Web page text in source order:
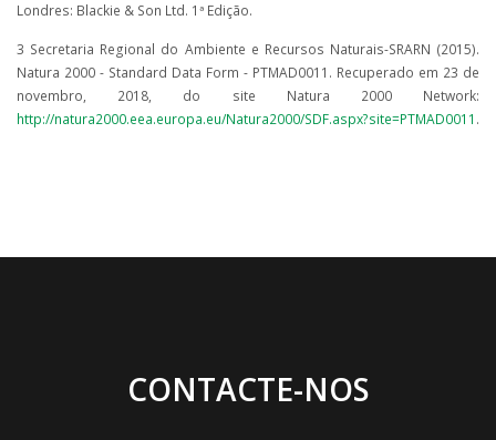
Londres: Blackie & Son Ltd. 1ª Edição.
3 Secretaria Regional do Ambiente e Recursos Naturais-SRARN (2015).
Natura 2000 - Standard Data Form - PTMAD0011. Recuperado em 23 de
novembro, 2018, do site Natura 2000 Network:
http://natura2000.eea.europa.eu/Natura2000/SDF.aspx?site=PTMAD0011 .
CONTACTE-NOS